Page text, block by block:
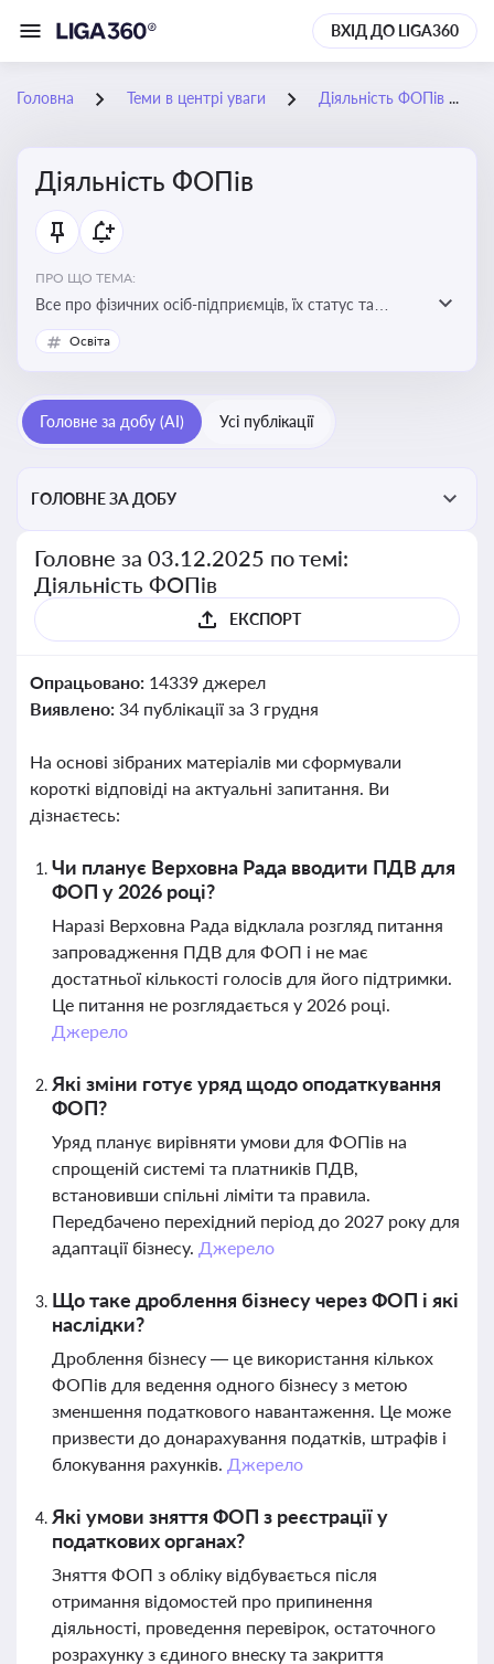
ВХІД ДО LIGA360
Головна Теми в центрі уваги Діяльність ФОПів
Діяльність ФОПів
ПРО ЩО ТЕМА:
Все про фізичних осіб-підприємців, їх статус та
діяльність. Зміни в законодавстві, що стосуються
роботи ФОПів
Освіта
Головне за добу (AI) Усі публікації
ГОЛОВНЕ ЗА ДОБУ
Головне за 03.12.2025 по темі:
Діяльність ФОПів
ЕКСПОРТ
Опрацьовано: 14339 джерел
Виявлено: 34 публікації за 3 грудня
На основі зібраних матеріалів ми сформували
короткі відповіді на актуальні запитання. Ви
дізнаєтесь:
Чи планує Верховна Рада вводити ПДВ для
ФОП у 2026 році?
Наразі Верховна Рада відклала розгляд питання
запровадження ПДВ для ФОП і не має
достатньої кількості голосів для його підтримки.
Це питання не розглядається у 2026 році.
Джерело
Які зміни готує уряд щодо оподаткування
ФОП?
Уряд планує вирівняти умови для ФОПів на
спрощеній системі та платників ПДВ,
встановивши спільні ліміти та правила.
Передбачено перехідний період до 2027 року для
адаптації бізнесу. Джерело
Що таке дроблення бізнесу через ФОП і які
наслідки?
Дроблення бізнесу — це використання кількох
ФОПів для ведення одного бізнесу з метою
зменшення податкового навантаження. Це може
призвести до донарахування податків, штрафів і
блокування рахунків. Джерело
Які умови зняття ФОП з реєстрації у
податкових органах?
Зняття ФОП з обліку відбувається після
отримання відомостей про припинення
діяльності, проведення перевірок, остаточного
розрахунку з єдиного внеску та закриття